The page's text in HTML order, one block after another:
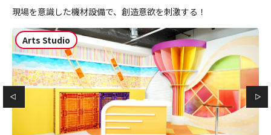
現場を意識した機材設備で、創造意欲を刺激する！
Arts Studio